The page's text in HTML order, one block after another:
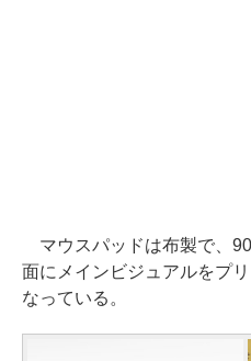
マウスパッドは布製で、
面にメインビジュアルをプ
なっている。